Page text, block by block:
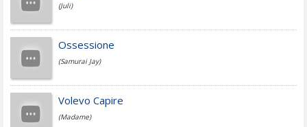
Cesare Cremonini
Jovanotti
(Juli)
Ossessione
(Samurai Jay)
Volevo Capire
(Madame)